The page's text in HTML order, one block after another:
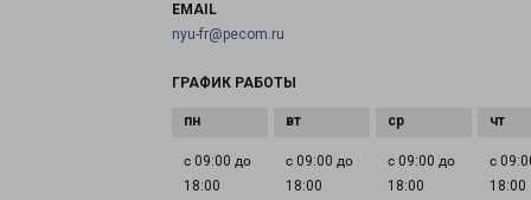
EMAIL
nyu-fr@pecom.ru
ГРАФИК РАБОТЫ
с 09:00 до
18:00
с 09:00 до
18:00
с 09:00 до
18:00
с
18:00